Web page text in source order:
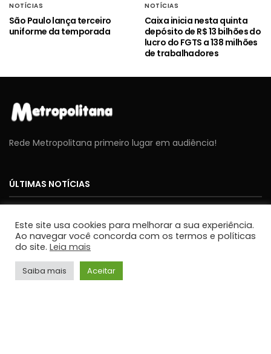
NOTÍCIAS
São Paulo lança terceiro
uniforme da temporada
NOTÍCIAS
Caixa inicia nesta quinta
depósito de R$ 13 bilhões do
lucro do FGTS a 138 milhões
de trabalhadores
Rede Metropolitana primeiro lugar em audiência!
ÚLTIMAS NOTÍCIAS
Cavex libera 2º lote de ingressos gratuitos para o
Sábado Aéreo 2026 em Taubaté
JORNALISMO
NOTÍCIAS
Este site usa cookies para melhorar a sua experiência.
Ao navegar você concorda com os termos e políticas
do site. Leia mais
Saiba mais Aceitar